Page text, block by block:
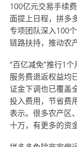
100亿元交易手续
面提上日程，拼多
专项团队深入100
链路扶持，推动农
“百亿减免”推行1
服务费退返权益均
证金下调也已覆盖
投入费用，节省费
表示。很多农产区
十万，有更多的资